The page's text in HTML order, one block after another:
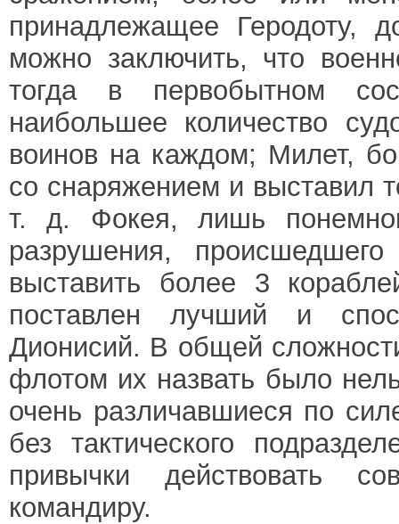
принадлежащее Геродоту,
можно заключить, что
тогда в первобытном
наибольшее количество
воинов на каждом; Милет,
со снаряжением и выставил
т. д. Фокея, лишь
разрушения,
выставить более 3
поставлен лучший и
Дионисий. В общей
флотом их назвать было
очень различавшиеся по
без тактического
привычки действовать
командиру.